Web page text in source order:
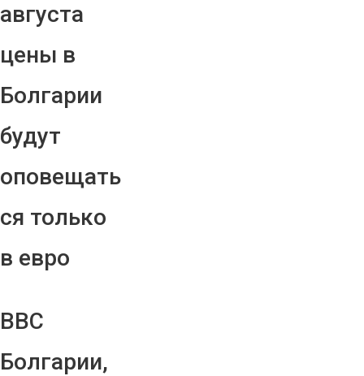
августа
цены в
Болгарии
будут
оповещать
ся только
в евро
ВВС
Болгарии,